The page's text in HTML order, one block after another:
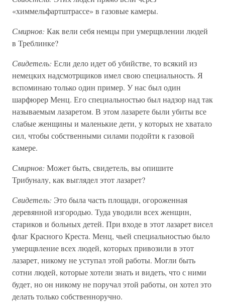
«химмельфартштрассе» в газовые камеры.
Смирнов: Как вели себя немцы при умерщвлении людей
в Треблинке?
Свидетель: Если дело идет об убийстве, то всякий из
немецких надсмотрщиков имел свою специальность. Я
вспоминаю только один пример. У нас был один
шарфюрер Менц. Его специальностью был надзор над так
называемым лазаретом. В этом лазарете были убиты все
слабые женщины и маленькие дети, у которых не хватало
сил, чтобы собственными силами подойти к газовой
камере.
Смирнов: Может быть, свидетель, вы опишите
Трибуналу, как выглядел этот лазарет?
Свидетель: Это была часть площади, огороженная
деревянной изгородью. Туда уводили всех женщин,
стариков и больных детей. При входе в этот лазарет висел
флаг Красного Креста. Менц, чьей специальностью было
умерщвление всех людей, которых привозили в этот
лазарет, никому не уступал этой работы. Могли быть
сотни людей, которые хотели знать и видеть, что с ними
будет, но он никому не поручал этой работы, он хотел это
делать только собственноручно.